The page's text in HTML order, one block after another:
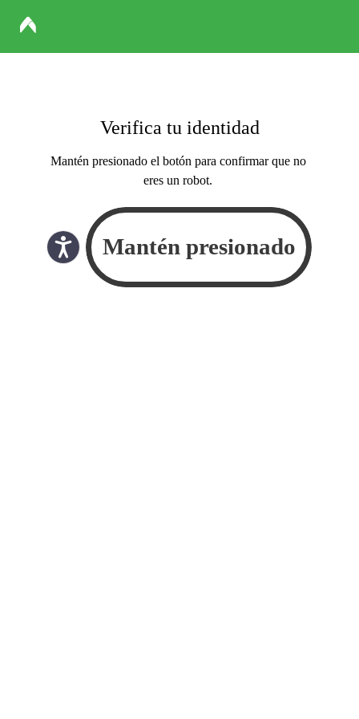
Verifica tu identidad
Mantén presionado el botón para confirmar que no
eres un robot.